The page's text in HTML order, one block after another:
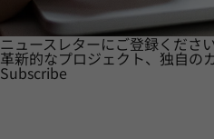
ニュースレターにご登録くださ
革新的なプロジェクト、独自の
Subscribe